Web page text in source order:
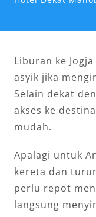
Liburan ke
asyik jika
Selain dekat
akses ke
mudah.
Apalagi untuk
kereta dan
perlu repot
langsung